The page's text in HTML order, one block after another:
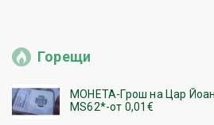
Горещи
МОНЕТА-Грош на Цар
MS62*-от 0,01€